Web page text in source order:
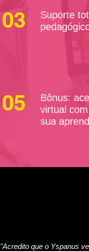
03
Suporte
05
Bônus:
virtual
sua
"Acredito que o Yspanus